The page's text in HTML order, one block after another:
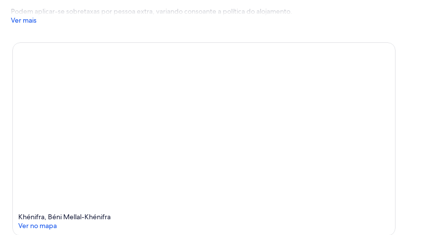
Podem aplicar-se sobretaxas por pessoa extra, variando consoante a política do alojamento.
Ver mais
Khénifra, Béni Mellal-Khénifra
Ver no mapa